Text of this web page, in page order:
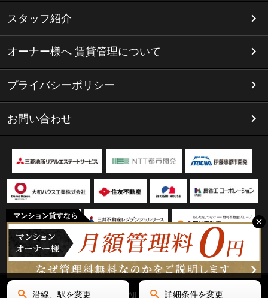
マンション貸すなら
スタッフ紹介
オーナー様へ 賃貸管理について
プライバシーポリシー
お問い合わせ
Copyright(C) リミテッド名古屋 All Rights Reserved.
沿線、駅を変更 詳細条件を変更